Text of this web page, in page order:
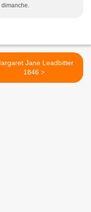
dimanche.
Jane Leadbitter
1846 >